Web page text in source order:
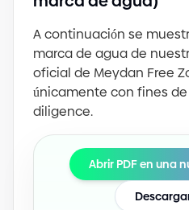
A continuación se
marca de agua de
oficial de Meydan Free
únicamente con fines
diligence.
Abrir PDF en una